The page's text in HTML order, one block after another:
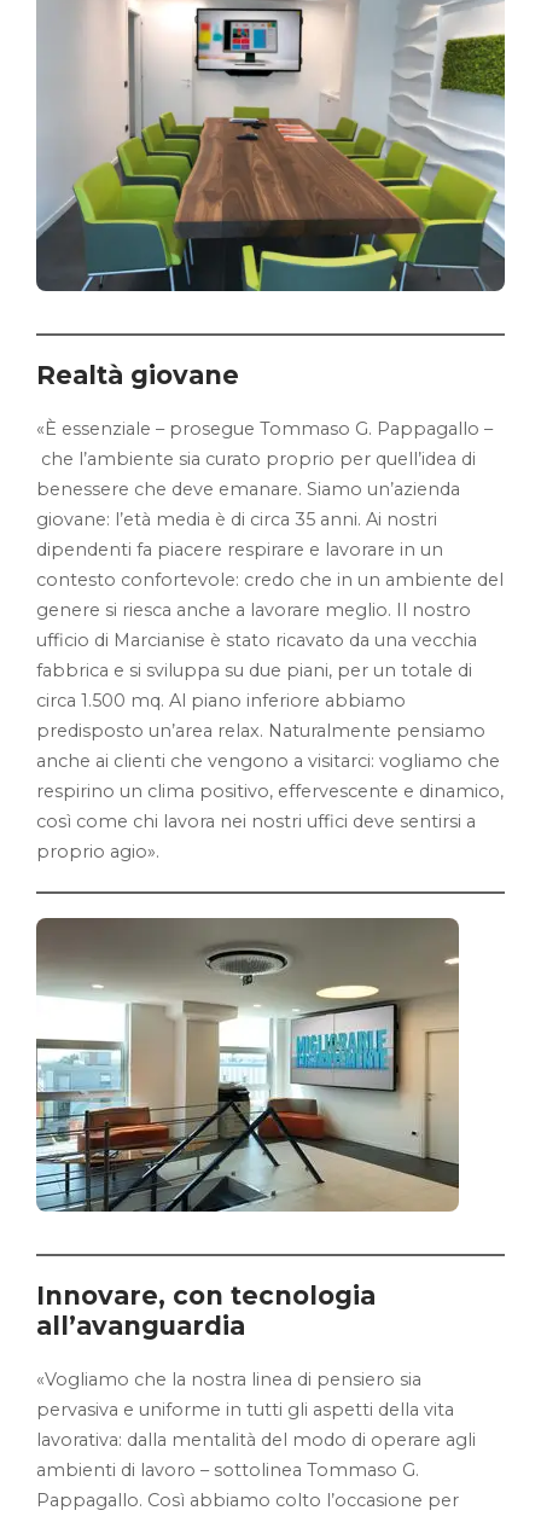
Realtà giovane
«È essenziale – prosegue Tommaso G. Pappagallo –
che l’ambiente sia curato proprio per quell’idea di
benessere che deve emanare. Siamo un’azienda
giovane: l’età media è di circa 35 anni. Ai nostri
dipendenti fa piacere respirare e lavorare in un
contesto confortevole: credo che in un ambiente del
genere si riesca anche a lavorare meglio. Il nostro
ufficio di Marcianise è stato ricavato da una vecchia
fabbrica e si sviluppa su due piani, per un totale di
circa 1.500 mq. Al piano inferiore abbiamo
predisposto un’area relax. Naturalmente pensiamo
anche ai clienti che vengono a visitarci: vogliamo che
respirino un clima positivo, effervescente e dinamico,
così come chi lavora nei nostri uffici deve sentirsi a
proprio agio».
Innovare, con tecnologia
all’avanguardia
«Vogliamo che la nostra linea di pensiero sia
pervasiva e uniforme in tutti gli aspetti della vita
lavorativa: dalla mentalità del modo di operare agli
ambienti di lavoro – sottolinea Tommaso G.
Pappagallo. Così abbiamo colto l’occasione per